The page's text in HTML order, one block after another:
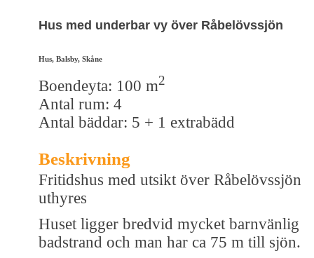
Hus med underbar vy över Råbelövssjön
Hus, Balsby, Skåne
Boendeyta: 100 m2
Antal rum: 4
Antal bäddar: 5 + 1 extrabädd
Beskrivning
Fritidshus med utsikt över Råbelövssjön
uthyres
Huset ligger bredvid mycket barnvänlig
badstrand och man har ca 75 m till sjön.